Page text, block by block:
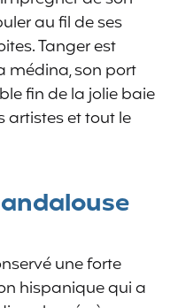
au fil de ses
Tanger est
médina, son port
fin de la jolie baie
artistes et tout le
une forte
hispanique qui a